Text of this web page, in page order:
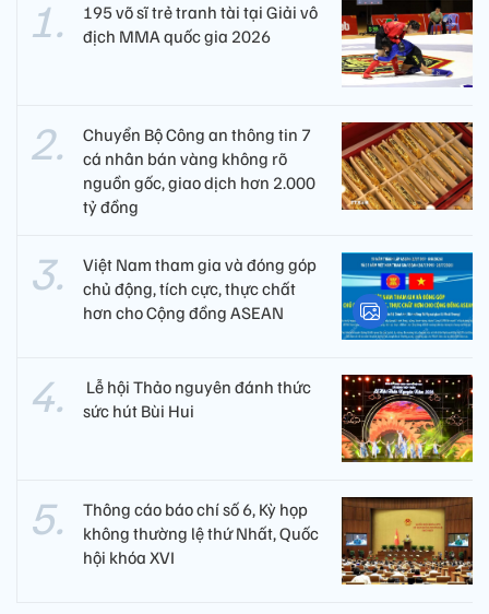
195 võ sĩ trẻ tranh tài tại Giải vô
địch MMA quốc gia 2026
Chuyển Bộ Công an thông tin 7
cá nhân bán vàng không rõ
nguồn gốc, giao dịch hơn 2.000
tỷ đồng
Việt Nam tham gia và đóng góp
chủ động, tích cực, thực chất
hơn cho Cộng đồng ASEAN
​ Lễ hội Thảo nguyên đánh thức
sức hút Bùi Hui
Thông cáo báo chí số 6, Kỳ họp
không thường lệ thứ Nhất, Quốc
hội khóa XVI